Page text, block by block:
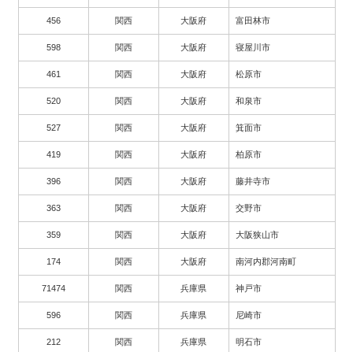
456 関西 大阪府 富田林市
598 関西 大阪府 寝屋川市
461 関西 大阪府 松原市
520 関西 大阪府 和泉市
527 関西 大阪府 箕面市
419 関西 大阪府 柏原市
396 関西 大阪府 藤井寺市
363 関西 大阪府 交野市
359 関西 大阪府 大阪狭山市
174 関西 大阪府 南河内郡河南町
71474 関西 兵庫県 神戸市
596 関西 兵庫県 尼崎市
212 関西 兵庫県 明石市